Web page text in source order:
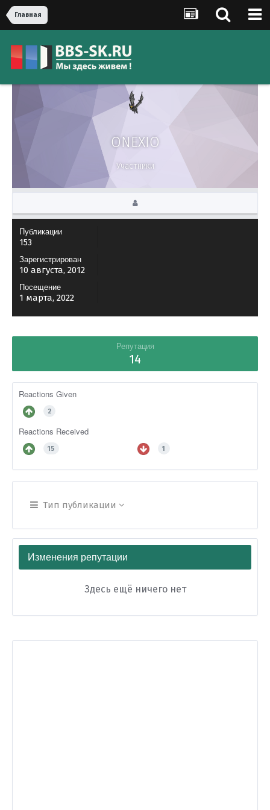
Главная
ONEXIO
Участники
Публикации
153
Зарегистрирован
10 августа, 2012
Посещение
1 марта, 2022
Репутация
14
Reactions Given
2
Reactions Received
15 1
Тип публикации
Изменения репутации
Здесь ещё ничего нет